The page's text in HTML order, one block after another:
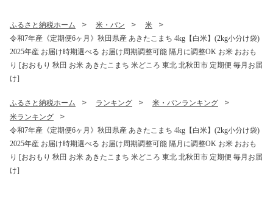
しい おにぎり おむすび お弁
当 白米]
ふるさと納税ホーム 米・パン
米
令和7年産《定期便6ヶ月》秋田県産 あきたこまち 4kg【白米】(2kg小分け袋)
2025年産 お届け時期選べる お届け周期調整可能 隔月に調整OK お米 おおも
り [おおもり 秋田 お米 あきたこまち 米どころ 東北 北秋田市 定期便 毎月お届
け]
ふるさと納税ホーム ランキング
米・パンランキング
米ランキング
令和7年産《定期便6ヶ月》秋田県産 あきたこまち 4kg【白米】(2kg小分け袋)
2025年産 お届け時期選べる お届け周期調整可能 隔月に調整OK お米 おおも
り [おおもり 秋田 お米 あきたこまち 米どころ 東北 北秋田市 定期便 毎月お届
け]